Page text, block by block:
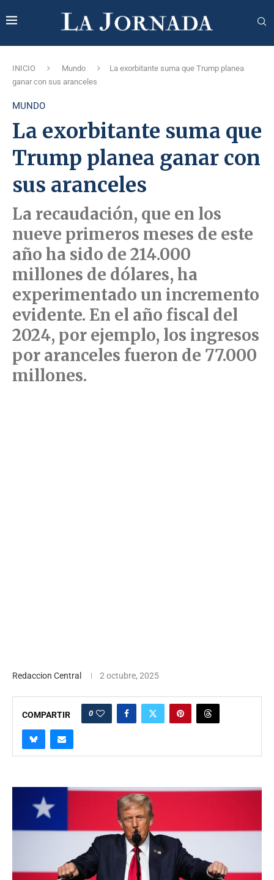
INICIO Mundo
La exorbitante suma que Trump planea
ganar con sus aranceles
MUNDO
La exorbitante suma que
Trump planea ganar con
sus aranceles
La recaudación, que en los
nueve primeros meses de este
año ha sido de 214.000
millones de dólares, ha
experimentado un incremento
evidente. En el año fiscal del
2024, por ejemplo, los ingresos
por aranceles fueron de 77.000
millones.
Redaccion Central 2 octubre, 2025
COMPARTIR 0